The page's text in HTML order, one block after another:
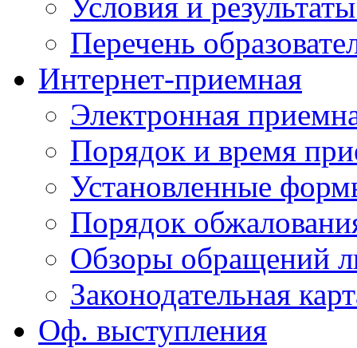
Перечень
Интернет-приемная
Электронная
Порядок и время
Установленные
Порядок
Обзоры обращений
Законодательная
Оф. выступления